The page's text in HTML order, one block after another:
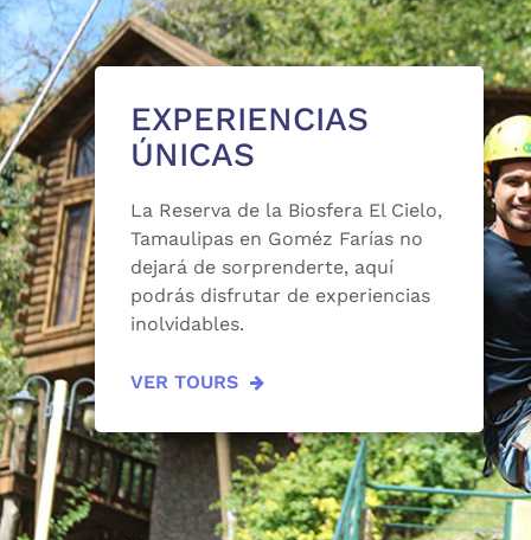
EXPERIENCIAS
ÚNICAS
La Reserva de la Biosfera El Cielo,
Tamaulipas en Goméz Farías no
dejará de sorprenderte, aquí
podrás disfrutar de experiencias
inolvidables.
VER TOURS